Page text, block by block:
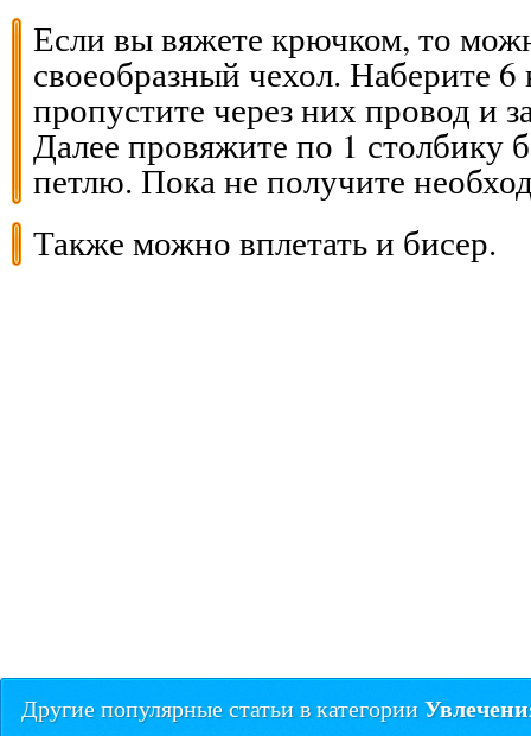
Если вы вяжете крючком, то
своеобразный чехол. Наберите
пропустите через них провод и
Далее провяжите по 1 столбику
петлю. Пока не получите
Также можно вплетать и бисер.
Другие популярные статьи в категории